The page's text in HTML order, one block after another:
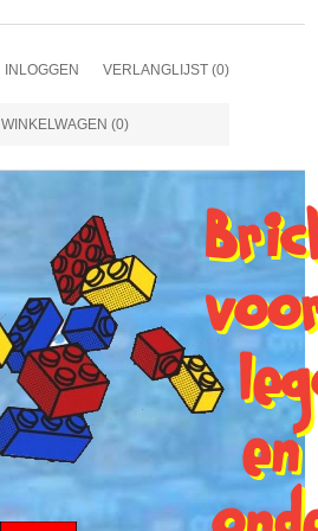
INLOGGEN VERLANGLIJST (0)
WINKELWAGEN (0)